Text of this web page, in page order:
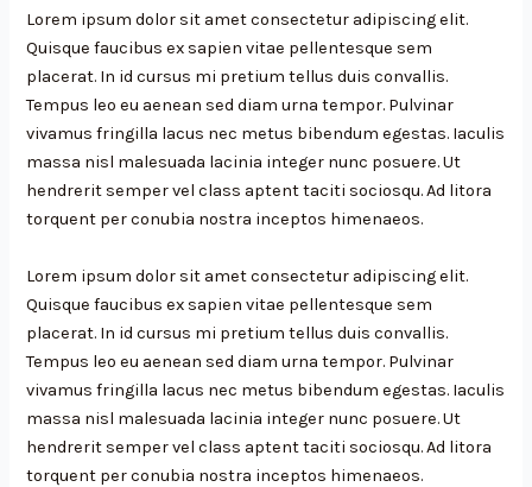
Lorem ipsum dolor sit amet consectetur adipiscing elit.
Quisque faucibus ex sapien vitae pellentesque sem
placerat. In id cursus mi pretium tellus duis convallis.
Tempus leo eu aenean sed diam urna tempor. Pulvinar
vivamus fringilla lacus nec metus bibendum egestas. Iaculis
massa nisl malesuada lacinia integer nunc posuere. Ut
hendrerit semper vel class aptent taciti sociosqu. Ad litora
torquent per conubia nostra inceptos himenaeos.
Lorem ipsum dolor sit amet consectetur adipiscing elit.
Quisque faucibus ex sapien vitae pellentesque sem
placerat. In id cursus mi pretium tellus duis convallis.
Tempus leo eu aenean sed diam urna tempor. Pulvinar
vivamus fringilla lacus nec metus bibendum egestas. Iaculis
massa nisl malesuada lacinia integer nunc posuere. Ut
hendrerit semper vel class aptent taciti sociosqu. Ad litora
torquent per conubia nostra inceptos himenaeos.